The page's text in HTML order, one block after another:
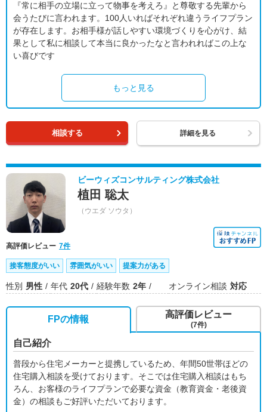
『常に相手の立場に立って物事を考えろ』と尊敬する先輩から
会うたびに言われます。100人いればそれぞれ違うライフプラン
が存在します。お相手様が話しやすい環境づくりを心がけ、結
果として私に相談して本当に良かったなと言われればこの上な
い喜びです
もっと見る
相談する 詳細を見る
ビーウィズコンサルティング株式会社
植田 聡太
（ウエダ ソウタ）
高評価レビュー 7件
接客態度がいい 雰囲気がいい 提案力がある
性別 男性 年代 20代 経験年数 2年 オンライン相談 対応
FPの情報
自己紹介
普段から住宅メーカーと提携しているため、年間50世帯ほどの
住宅購入相談を受けております。そこでは住宅購入相談はもち
ろん、お客様のライフプランで必要な資金（教育資金・老後資
金）の相談もご好評いただいております。
高評価レビュー
(7件)